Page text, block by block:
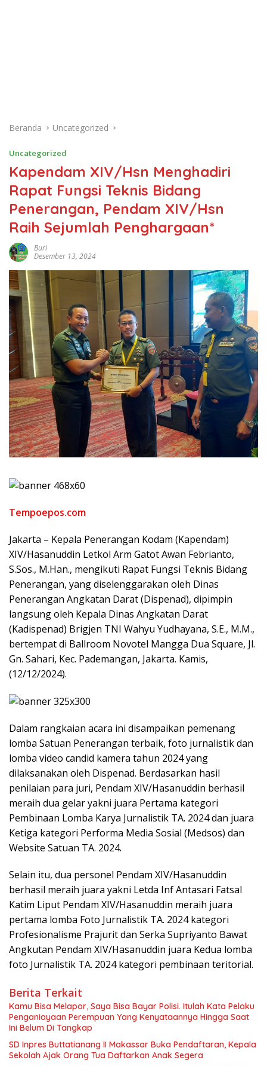
Beranda Uncategorized
Uncategorized
Kapendam XIV/Hsn Menghadiri
Rapat Fungsi Teknis Bidang
Penerangan, Pendam XIV/Hsn
Raih Sejumlah Penghargaan*
Buri
Desember 13, 2024
Tempoepos.com
Jakarta – Kepala Penerangan Kodam (Kapendam)
XIV/Hasanuddin Letkol Arm Gatot Awan Febrianto,
S.Sos., M.Han., mengikuti Rapat Fungsi Teknis Bidang
Penerangan, yang diselenggarakan oleh Dinas
Penerangan Angkatan Darat (Dispenad), dipimpin
langsung oleh Kepala Dinas Angkatan Darat
(Kadispenad) Brigjen TNI Wahyu Yudhayana, S.E., M.M.,
bertempat di Ballroom Novotel Mangga Dua Square, Jl.
Gn. Sahari, Kec. Pademangan, Jakarta. Kamis,
(12/12/2024).
Dalam rangkaian acara ini disampaikan pemenang
lomba Satuan Penerangan terbaik, foto jurnalistik dan
lomba video candid kamera tahun 2024 yang
dilaksanakan oleh Dispenad. Berdasarkan hasil
penilaian para juri, Pendam XIV/Hasanuddin berhasil
meraih dua gelar yakni juara Pertama kategori
Pembinaan Lomba Karya Jurnalistik TA. 2024 dan juara
Ketiga kategori Performa Media Sosial (Medsos) dan
Website Satuan TA. 2024.
Selain itu, dua personel Pendam XIV/Hasanuddin
berhasil meraih juara yakni Letda Inf Antasari Fatsal
Katim Liput Pendam XIV/Hasanuddin meraih juara
pertama lomba Foto Jurnalistik TA. 2024 kategori
Profesionalisme Prajurit dan Serka Supriyanto Bawat
Angkutan Pendam XIV/Hasanuddin juara Kedua lomba
foto Jurnalistik TA. 2024 kategori pembinaan teritorial.
Berita Terkait
Kamu Bisa Melapor, Saya Bisa Bayar Polisi. Itulah Kata Pelaku
Penganiayaan Perempuan Yang Kenyataannya Hingga Saat
Ini Belum Di Tangkap
SD Inpres Buttatianang II Makassar Buka Pendaftaran, Kepala
Sekolah Ajak Orang Tua Daftarkan Anak Segera